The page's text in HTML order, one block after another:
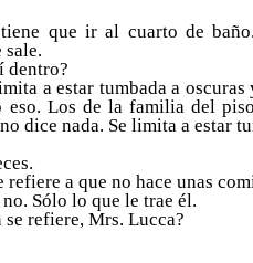
tiene que ir al cuarto de bañ
sale.
í dentro?
a estar tumbada a
Los de la familia del
dice nada. Se limita a estar
refiere a que no hace unas
Sólo lo que le traeél.
se refiere, Mrs. Lucca?